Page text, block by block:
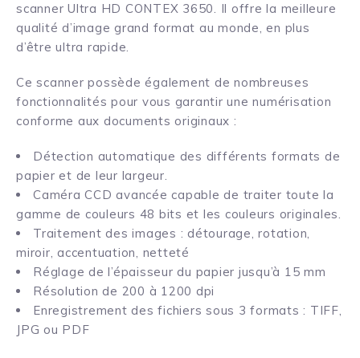
scanner Ultra HD CONTEX 3650. Il offre la meilleure
qualité d’image grand format au monde, en plus
d’être ultra rapide.
Ce scanner possède également de nombreuses
fonctionnalités pour vous garantir une numérisation
conforme aux documents originaux :
Détection automatique des différents formats de
papier et de leur largeur.
Caméra CCD avancée capable de traiter toute la
gamme de couleurs 48 bits et les couleurs originales.
Traitement des images : détourage, rotation,
miroir, accentuation, netteté
Réglage de l’épaisseur du papier jusqu’à 15 mm
Résolution de 200 à 1200 dpi
Enregistrement des fichiers sous 3 formats : TIFF,
JPG ou PDF